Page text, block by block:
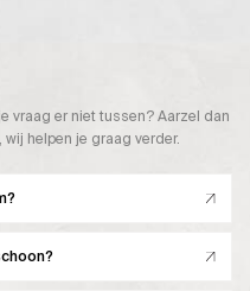
vraag er niet tussen? Aarzel dan
helpen je graag verder.